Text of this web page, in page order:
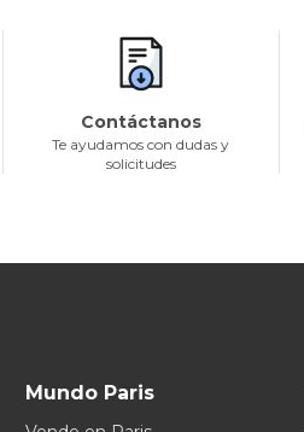
Contáctanos
Te ayudamos con dudas y
solicitudes
Mundo Paris